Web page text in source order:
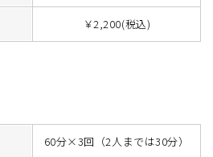
￥2,200(税込)
60分×3回（2人までは30分）